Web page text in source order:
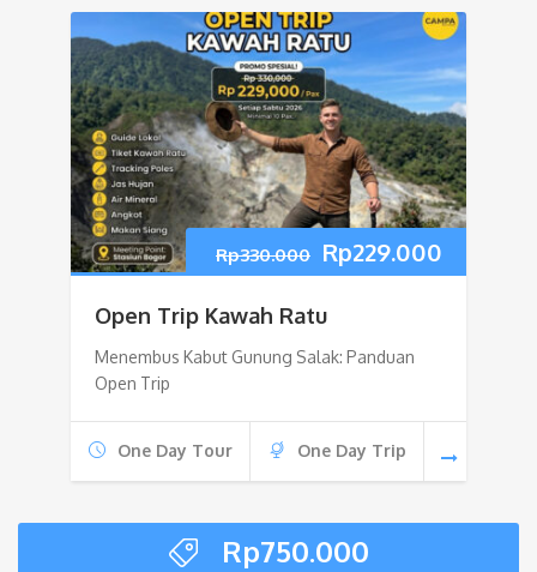
Rp330.000 Harga
adalah:
Rp229.000
Open Trip Kawah Ratu
Menembus Kabut Gunung Salak: Panduan
Open Trip
One Day Tour One Day Trip
Rp750.000